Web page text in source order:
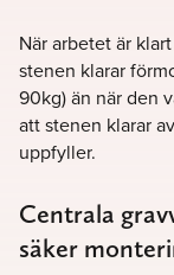
När arbetet är
stenen klarar
90kg) än när den
att stenen klarar
uppfyller.
Centrala
säker